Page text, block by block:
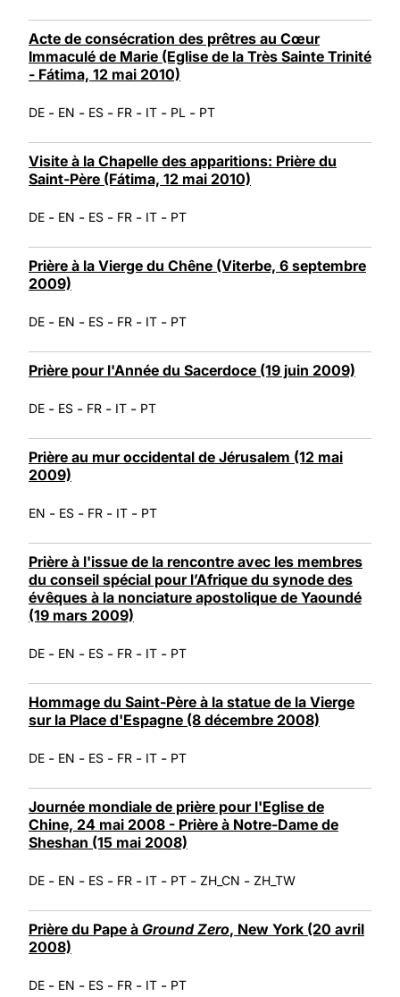
Acte de consécration des prêtres au Cœur
Immaculé de Marie (Eglise de la Très Sainte Trinité
- Fátima, 12 mai 2010)
DE - EN - ES - FR - IT - PL - PT
Visite à la Chapelle des apparitions: Prière du
Saint-Père (Fátima, 12 mai 2010)
DE - EN - ES - FR - IT - PT
Prière à la Vierge du Chêne (Viterbe, 6 septembre
2009)
DE - EN - ES - FR - IT - PT
Prière pour l'Année du Sacerdoce (19 juin 2009)
DE - ES - FR - IT - PT
Prière au mur occidental de Jérusalem (12 mai
2009)
EN - ES - FR - IT - PT
Prière à l'issue de la rencontre avec les membres
du conseil spécial pour l’Afrique du synode des
évêques à la nonciature apostolique de Yaoundé
(19 mars 2009)
DE - EN - ES - FR - IT - PT
Hommage du Saint-Père à la statue de la Vierge
sur la Place d'Espagne (8 décembre 2008)
DE - EN - ES - FR - IT - PT
Journée mondiale de prière pour l'Eglise de
Chine, 24 mai 2008 - Prière à Notre-Dame de
Sheshan (15 mai 2008)
DE - EN - ES - FR - IT - PT - ZH_CN - ZH_TW
Prière du Pape à Ground Zero, New York (20 avril
2008)
DE - EN - ES - FR - IT - PT